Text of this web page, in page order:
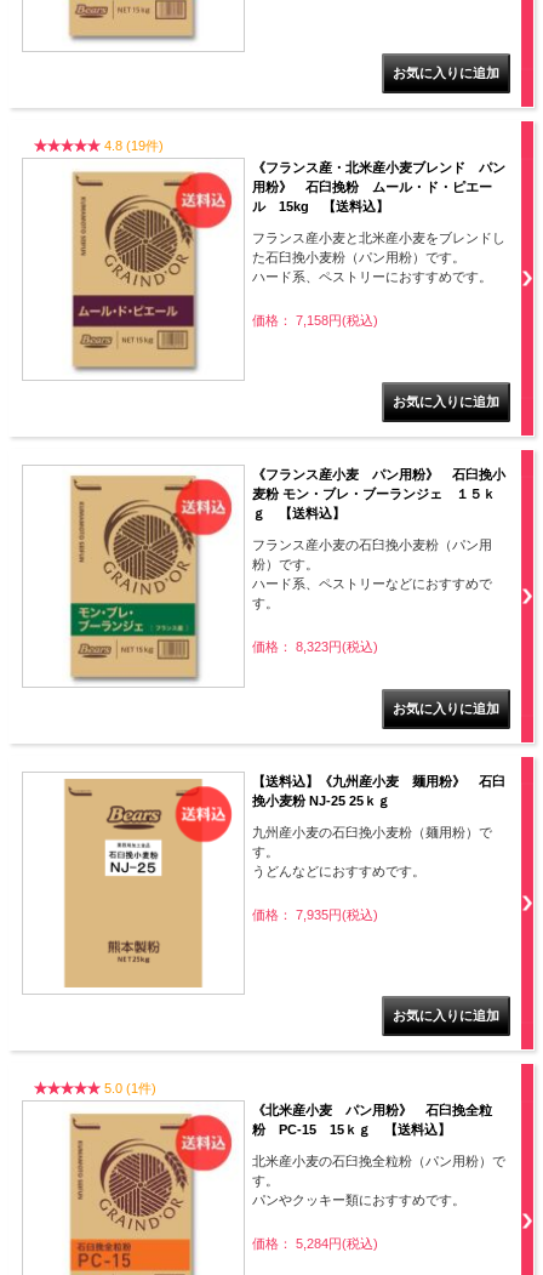
4.8 (19件)
《フランス産・北米産小麦ブレンド パン
用粉》 石臼挽粉 ムール・ド・ピエー
ル 15kg 【送料込】
フランス産小麦と北米産小麦をブレンドし
た石臼挽小麦粉（パン用粉）です。
ハード系、ペストリーにおすすめです。
価格： 7,158円(税込)
《フランス産小麦 パン用粉》 石臼挽小
麦粉 モン・ブレ・ブーランジェ １５ｋ
ｇ 【送料込】
フランス産小麦の石臼挽小麦粉（パン用
粉）です。
ハード系、ペストリーなどにおすすめで
す。
価格： 8,323円(税込)
【送料込】《九州産小麦 麺用粉》 石臼
挽小麦粉 NJ-25 25ｋｇ
九州産小麦の石臼挽小麦粉（麺用粉）で
す。
うどんなどにおすすめです。
価格： 7,935円(税込)
5.0 (1件)
《北米産小麦 パン用粉》 石臼挽全粒
粉 PC-15 15ｋｇ 【送料込】
北米産小麦の石臼挽全粒粉（パン用粉）で
す。
パンやクッキー類におすすめです。
価格： 5,284円(税込)